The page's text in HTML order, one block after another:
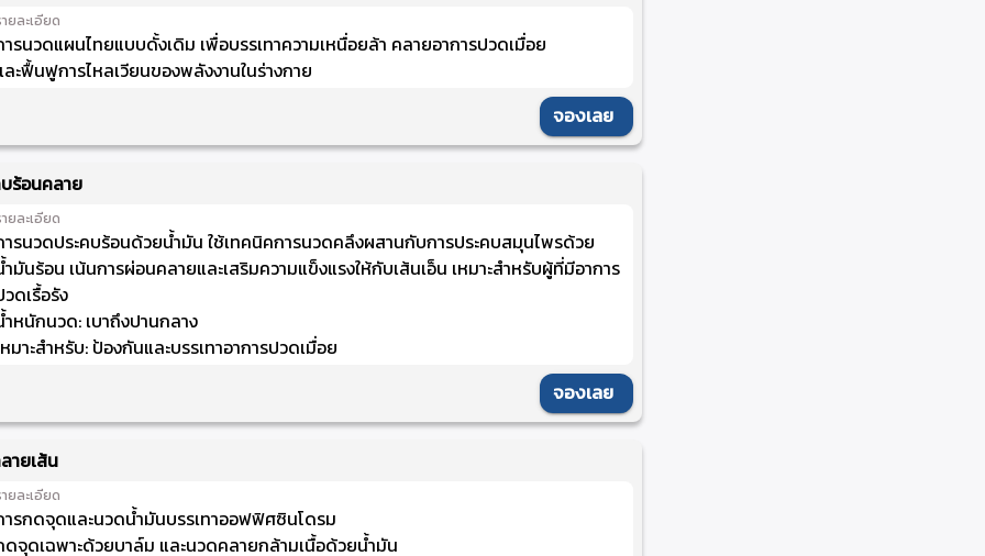
ยละเอียด
รนวดแผนไทยแบบดั้งเดิม เพื่อบรรเทาความเหนื่อยล้า คลายอาการปวดเมื่อย
ะฟื้นฟูการไหลเวียนของพลังงานในร่างกาย
จองเลย
ร้อนคลาย
ยละเอียด
รนวดประคบร้อนด้วยน้ำมัน ใช้เทคนิคการนวดคลึงผสานกับการประคบสมุนไพรด้วย
มันร้อน เน้นการผ่อนคลายและเสริมความแข็งแรงให้กับเส้นเอ็น เหมาะสำหรับผู้ที่มีอาการ
ดเรื้อรัง
หนักนวด: เบาถึงปานกลาง
มาะสำหรับ: ป้องกันและบรรเทาอาการปวดเมื่อย
จองเลย
ายเส้น
ยละเอียด
รกดจุดและนวดน้ำมันบรรเทาออฟฟิศซินโดรม
จุดเฉพาะด้วยบาล์ม และนวดคลายกล้ามเนื้อด้วยน้ำมัน